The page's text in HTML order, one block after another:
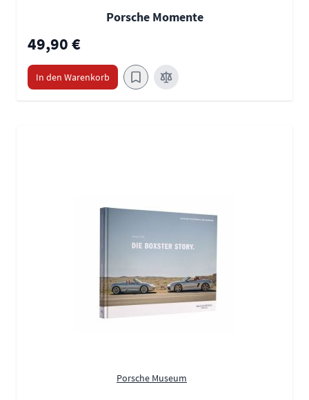
Porsche Momente
49,90 €
In den Warenkorb
Porsche Museum